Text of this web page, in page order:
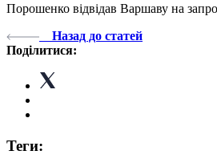
Порошенко відвідав Варшаву на
Назад до статей
Поділитися:
Теги: